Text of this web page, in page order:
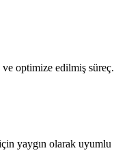
optimize edilmiş süreç.
yaygın olarak uyumlu